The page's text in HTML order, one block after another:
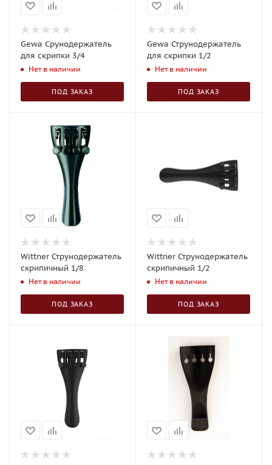
Gewa Срунодержатель
для скрипки 3/4
Нет в наличии
ПОД ЗАКАЗ
Gewa Струнодержатель
для скрипки 1/2
Нет в наличии
ПОД ЗАКАЗ
Wittner Струнодержатель
скрипичный 1/8
Нет в наличии
ПОД ЗАКАЗ
Wittner Струнодержатель
скрипичный 1/2
Нет в наличии
ПОД ЗАКАЗ